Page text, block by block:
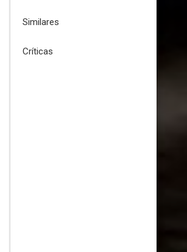
Similares
Críticas